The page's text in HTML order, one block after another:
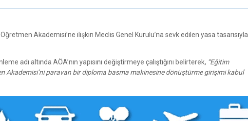
Akademisi’ne ilişkin Meclis Genel Kurulu’na sevk edilen yasa tasarısıyla
adı altında AÖA’nın yapısını değiştirmeye çalıştığını belirterek, “Eğitim
Akademisi’ni paravan bir diploma basma makinesine dönüştürme girişimi kabul